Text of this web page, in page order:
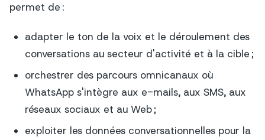
permet de :
adapter le ton de la voix et le déroulement des
conversations au secteur d'activité et à la cible ;
orchestrer des parcours omnicanaux où
WhatsApp s'intègre aux e-mails, aux SMS, aux
réseaux sociaux et au Web ;
exploiter les données conversationnelles pour la